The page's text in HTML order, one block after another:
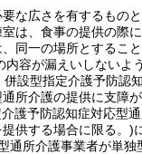
な広さを有するもの
は、食事の提供の際
同一の場所とすること
容が漏えいしないよ
設型指定介護予防認
所介護の提供に支障
護予防認知症対応型
供する場合に限る。)
通所介護事業者が単